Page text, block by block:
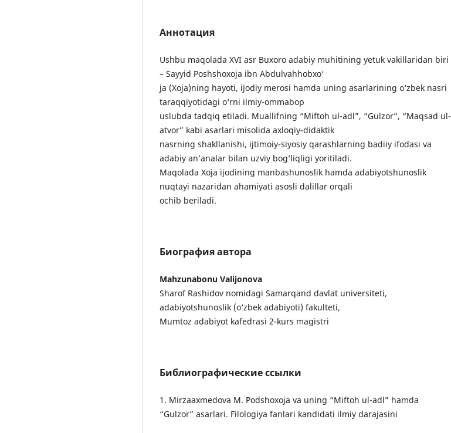
Аннотация
Ushbu maqolada XVI asr Buxoro adabiy muhitining yetuk vakillaridan biri
– Sayyid Poshshoxoja ibn Abdulvahhobxo‘
ja (Xoja)ning hayoti, ijodiy merosi hamda uning asarlarining o‘zbek nasri
taraqqiyotidagi o‘rni ilmiy-ommabop
uslubda tadqiq etiladi. Muallifning “Miftoh ul-adl”, “Gulzor”, “Maqsad ul-
atvor” kabi asarlari misolida axloqiy-didaktik
nasrning shakllanishi, ijtimoiy-siyosiy qarashlarning badiiy ifodasi va
adabiy an’analar bilan uzviy bog‘liqligi yoritiladi.
Maqolada Xoja ijodining manbashunoslik hamda adabiyotshunoslik
nuqtayi nazaridan ahamiyati asosli dalillar orqali
ochib beriladi.
Биография автора
Mahzunabonu Valijonova
Sharof Rashidov nomidagi Samarqand davlat universiteti,
adabiyotshunoslik (o‘zbek adabiyoti) fakulteti,
Mumtoz adabiyot kafedrasi 2-kurs magistri
Библиографические ссылки
1. Mirzaaxmedova M. Podshoxoja va uning “Miftoh ul-adl” hamda
“Gulzor” asarlari. Filologiya fanlari kandidati ilmiy darajasini